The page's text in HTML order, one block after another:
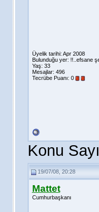
Üyelik tarihi: Apr 2008
Bulunduğu yer: !!..efsane
Yaş: 33
Mesajlar: 496
Tecrübe Puanı: 0
Konu
19/07/08, 20:28
Mattet
Cumhurbaşkanı